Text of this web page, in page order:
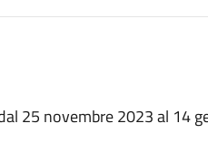
25 novembre 2023 al 14